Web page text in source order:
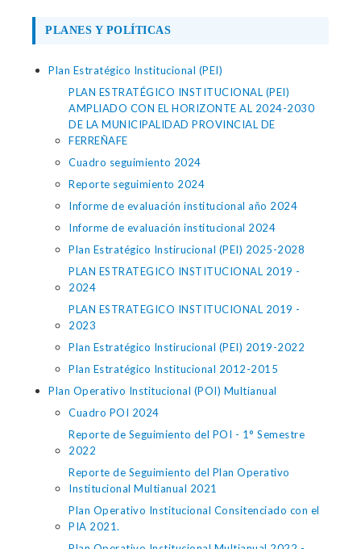
PLANES Y POLÍTICAS
Plan Estratégico Institucional (PEI)
PLAN ESTRATÉGICO INSTITUCIONAL (PEI)
AMPLIADO CON EL HORIZONTE AL 2024-2030
DE LA MUNICIPALIDAD PROVINCIAL DE
FERREÑAFE
Cuadro seguimiento 2024
Reporte seguimiento 2024
Informe de evaluación institucional año 2024
Informe de evaluación institucional 2024
Plan Estratégico Instirucional (PEI) 2025-2028
PLAN ESTRATEGICO INSTITUCIONAL 2019 -
2024
PLAN ESTRATEGICO INSTITUCIONAL 2019 -
2023
Plan Estratégico Instirucional (PEI) 2019-2022
Plan Estratégico Institucional 2012-2015
Plan Operativo Institucional (POI) Multianual
Cuadro POI 2024
Reporte de Seguimiento del POI - 1° Semestre
2022
Reporte de Seguimiento del Plan Operativo
Institucional Multianual 2021
Plan Operativo Institucional Consitenciado con el
PIA 2021.